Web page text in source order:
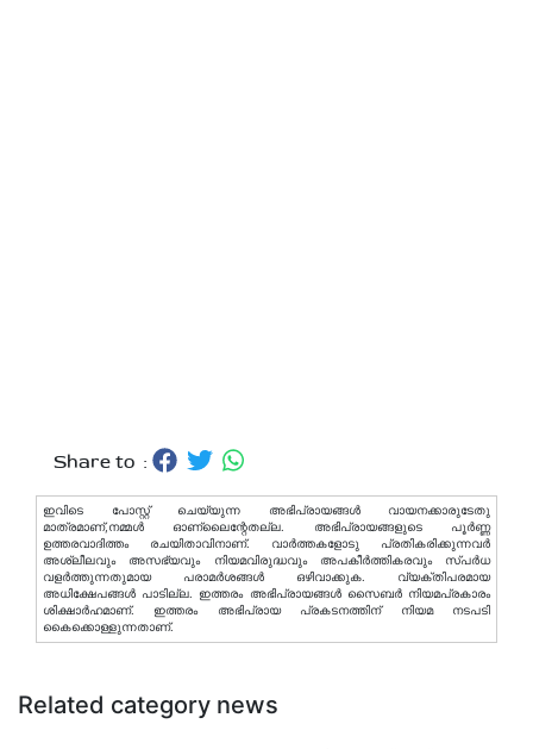
Share to :
ഇവിടെ പോസ്റ്റ് ചെയ്യുന്ന അഭിപ്രായങ്ങള്‍ വായനക്കാരുടേതു
മാത്രമാണ്,നമ്മൾ ഓണ്ലൈന്റേതല്ല. അഭിപ്രായങ്ങളുടെ പൂർണ്ണ
ഉത്തരവാദിത്തം രചയിതാവിനാണ്. വാര്‍ത്തകളോടു പ്രതികരിക്കുന്നവര്‍
അശ്ലീലവും അസഭ്യവും നിയമവിരുദ്ധവും അപകീര്‍ത്തികരവും സ്പര്‍ധ
വളര്‍ത്തുന്നതുമായ പരാമര്‍ശങ്ങള്‍ ഒഴിവാക്കുക. വ്യക്തിപരമായ
അധിക്ഷേപങ്ങള്‍ പാടില്ല. ഇത്തരം അഭിപ്രായങ്ങള്‍ സൈബര്‍ നിയമപ്രകാരം
ശിക്ഷാര്‍ഹമാണ്. ഇത്തരം അഭിപ്രായ പ്രകടനത്തിന് നിയമ നടപടി
കൈക്കൊള്ളുന്നതാണ്.
Related category news